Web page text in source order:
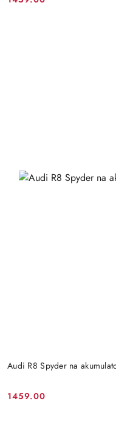
Cena:
Audi R8 Spyder na
Cena:
1459.00